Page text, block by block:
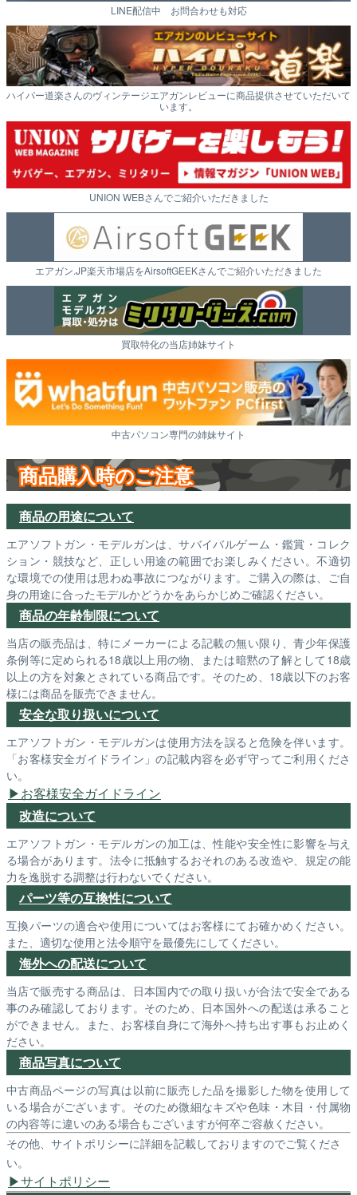
LINE配信中 お問合わせも対応
ハイパー道楽さんのヴィンテージエアガンレビューに商品提供させていただいて
います。
UNION WEBさんでご紹介いただきました
エアガン.JP楽天市場店をAirsoftGEEKさんでご紹介いただきました
買取特化の当店姉妹サイト
中古パソコン専門の姉妹サイト
商品購入時のご注意
商品の用途について
エアソフトガン・モデルガンは、サバイバルゲーム・鑑賞・コレク
ション・競技など、正しい用途の範囲でお楽しみください。不適切
な環境での使用は思わぬ事故につながります。ご購入の際は、ご自
身の用途に合ったモデルかどうかをあらかじめご確認ください。
商品の年齢制限について
当店の販売品は、特にメーカーによる記載の無い限り、青少年保護
条例等に定められる18歳以上用の物、または暗黙の了解として18歳
以上の方を対象とされている商品です。そのため、18歳以下のお客
様には商品を販売できません。
安全な取り扱いについて
エアソフトガン・モデルガンは使用方法を誤ると危険を伴います。
「お客様安全ガイドライン」の記載内容を必ず守ってご利用くださ
い。
お客様安全ガイドライン
改造について
エアソフトガン・モデルガンの加工は、性能や安全性に影響を与え
る場合があります。法令に抵触するおそれのある改造や、規定の能
力を逸脱する調整は行わないでください。
パーツ等の互換性について
互換パーツの適合や使用についてはお客様にてお確かめください。
また、適切な使用と法令順守を最優先にしてください。
海外への配送について
当店で販売する商品は、日本国内での取り扱いが合法で安全である
事のみ確認しております。そのため、日本国外への配送は承ること
ができません。また、お客様自身にて海外へ持ち出す事もお止めく
ださい。
商品写真について
中古商品ページの写真は以前に販売した品を撮影した物を使用して
いる場合がございます。そのため微細なキズや色味・木目・付属物
の内容等に違いのある場合もございますが何卒ご容赦ください。
その他、サイトポリシーに詳細を記載しておりますのでご覧くださ
い。
サイトポリシー